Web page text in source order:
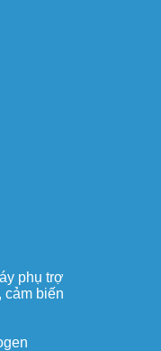
phụ trợ
cảm biến